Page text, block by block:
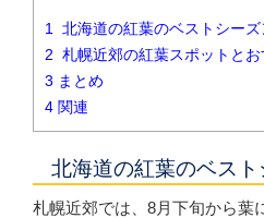
1
北海道の紅葉のベストシーズ
2 札幌近郊の紅葉スポットとお
3 まとめ
4関連
北海道の紅葉のベスト
札幌近郊では、8月下旬から葉